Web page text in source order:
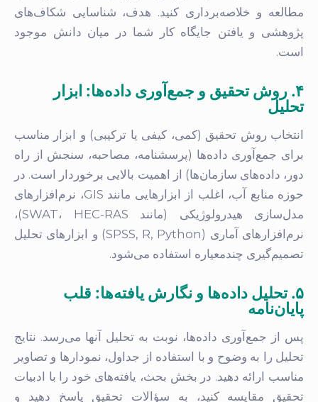
مطالعه و خلاصه‌برداری کنید. هدف، شناسایی شکاف‌های
پژوهشی و یافتن جایگاه کار شما در میان دانش موجود
است.
۴. روش تحقیق و جمع‌آوری داده‌ها: ابزار
تحلیل
انتخاب روش تحقیق (کمی، کیفی یا ترکیبی) و ابزار مناسب
برای جمع‌آوری داده‌ها (پرسشنامه، مصاحبه، سنجش از راه
دور، داده‌های سازمان‌ها) از اهمیت بالایی برخوردار است. در
حوزه منابع آب، اغلب از ابزارهایی مانند GIS، نرم‌افزارهای
مدل‌سازی هیدرولوژیکی (مانند SWAT، HEC-RAS)،
نرم‌افزارهای آماری (SPSS, R, Python) و ابزارهای تحلیل
تصمیم‌گیری چندمعیاره استفاده می‌شود.
۵. تحلیل داده‌ها و نگارش یافته‌ها: قلب
پایان‌نامه
پس از جمع‌آوری داده‌ها، نوبت به تحلیل آنها می‌رسد. نتایج
تحلیل را به وضوح و با استفاده از جداول، نمودارها و تصاویر
مناسب ارائه دهید. در بخش بحث، یافته‌های خود را با ادبیات
تحقیق مقایسه کنید، به سؤالات تحقیق پاسخ دهید و